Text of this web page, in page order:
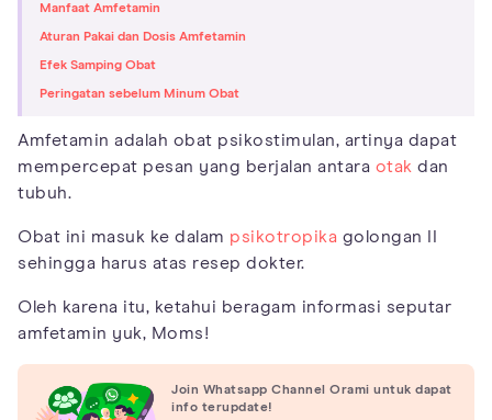
Manfaat Amfetamin
Aturan Pakai dan Dosis Amfetamin
Efek Samping Obat
Peringatan sebelum Minum Obat
Amfetamin adalah obat psikostimulan, artinya dapat
mempercepat pesan yang berjalan antara otak dan
tubuh.
Obat ini masuk ke dalam psikotropika golongan II
sehingga harus atas resep dokter.
Oleh karena itu, ketahui beragam informasi seputar
amfetamin yuk, Moms!
Join Whatsapp Channel Orami untuk dapat
info terupdate!